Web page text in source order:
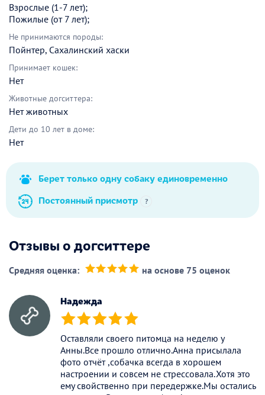
Взрослые (1-7 лет);
Пожилые (от 7 лет);
Не принимаются породы:
Пойнтер, Сахалинский хаски
Принимает кошек:
Нет
Животные догситтера:
Нет животных
Дети до 10 лет в доме:
Нет
Берет только одну собаку единовременно
Постоянный присмотр
?
Отзывы о догситтере
Средняя оценка: на основе 75 оценок
Надежда
(*) (*) (*) (*) (*)
Оставляли своего питомца на неделю у
Анны.Все прошло отлично.Анна присылала
фото отчёт ,собачка всегда в хорошем
настроении и совсем не стрессовала.Хотя это
ему свойственно при передержке.Мы остались